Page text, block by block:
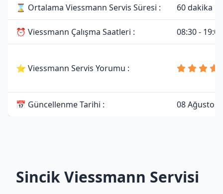
⌛ Ortalama Viessmann Servis Süresi : 60 dakika
⏰ Viessmann Çalışma Saatleri : 08:30 - 19:00
⭐ Viessmann Servis Yorumu :
📅 Güncellenme Tarihi : 08 Ağustos
Sincik Viessmann Servisi